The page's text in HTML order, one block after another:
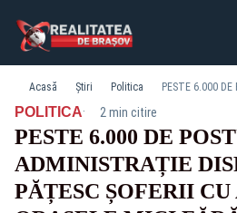
Acasă Știri Politica
POLITICA· 2 min citire
PESTE 6.000 DE
ADMINISTRAȚIE
PĂȚESC ȘOFERII